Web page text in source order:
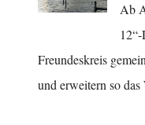
Ab
Freundeskreis
und erweitern so